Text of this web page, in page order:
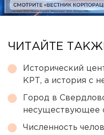
ЧИТАЙТЕ
Исторический
КРТ, а история с
Город в
несуществующее
Численность